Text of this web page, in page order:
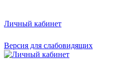
Личный кабинет
Версия для слабовидящих